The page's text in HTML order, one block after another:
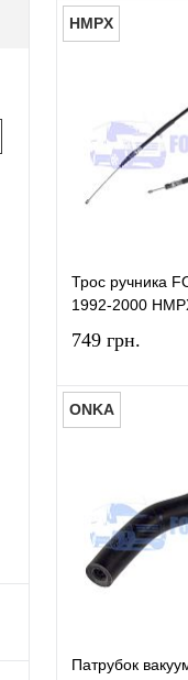
Купить в 1
В избранное
HMPX
Трос ручника
1992-2000
749 грн.
Купить в 1
В избранное
ONKA
Патрубок